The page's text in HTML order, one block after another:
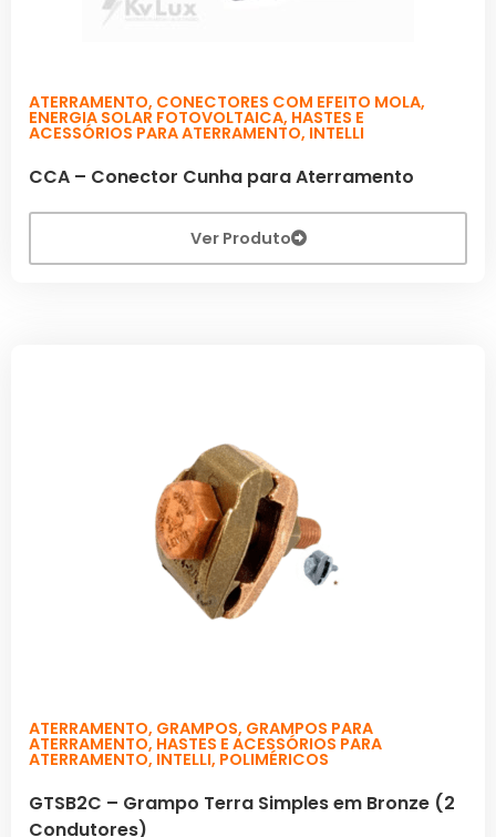
ATERRAMENTO, CONECTORES COM EFEITO MOLA,
ENERGIA SOLAR FOTOVOLTAICA, HASTES E
ACESSÓRIOS PARA ATERRAMENTO, INTELLI
CCA – Conector Cunha para Aterramento
Ver Produto
ATERRAMENTO, GRAMPOS, GRAMPOS PARA
ATERRAMENTO, HASTES E ACESSÓRIOS PARA
ATERRAMENTO, INTELLI, POLIMÉRICOS
GTSB2C – Grampo Terra Simples em Bronze (2
Condutores)